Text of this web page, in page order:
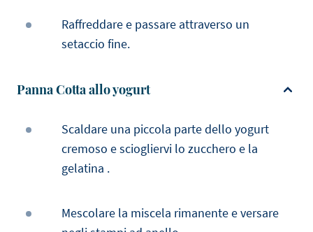
Raffreddare e passare attraverso un
setaccio fine.
Panna Cotta allo yogurt
Scaldare una piccola parte dello yogurt
cremoso e sciogliervi lo zucchero e la
gelatina .
Mescolare la miscela rimanente e versare